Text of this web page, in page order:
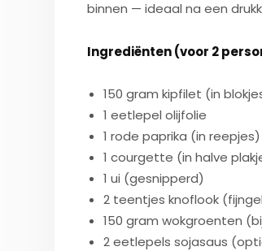
binnen — ideaal na een
Ingrediënten (voor 2
150 gram kipfilet (in
1 eetlepel olijfolie
1 rode paprika (in reepjes)
1 courgette (in halve
1 ui (gesnipperd)
2 teentjes knoflook
150 gram wokgroenten
2 eetlepels sojasaus